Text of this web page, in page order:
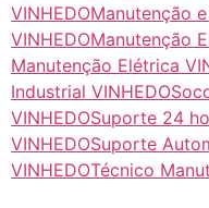
VINHEDOManutenção
VINHEDOManutenção
Manutenção Elétrica
Industrial VINHEDO
VINHEDOSuporte 24
VINHEDOSuporte
VINHEDOTécnico